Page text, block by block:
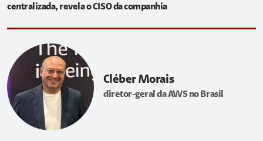
centralizada, revela o CISO da companhia
Cléber Morais
diretor-geral da AWS no Brasil